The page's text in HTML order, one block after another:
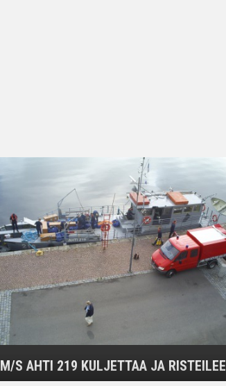
M/S AHTI 219 KULJETTAA JA RISTEILEE